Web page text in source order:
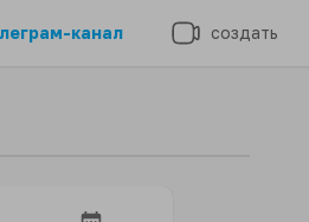
канал создать